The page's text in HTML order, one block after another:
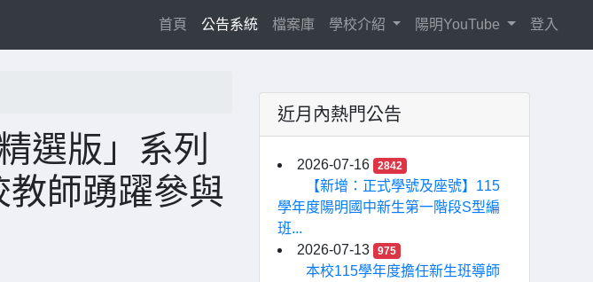
首頁(current)
公告系統 檔案庫 學校介紹 陽明YouTube 登入
選版」系列
師踴躍參與
近月內熱門公告
2026-07-16 2842
【新增：正式學號及座號】115
學年度陽明國中新生第一階段S型編
班...
2026-07-13
975
本校115學年度擔任新生班導師